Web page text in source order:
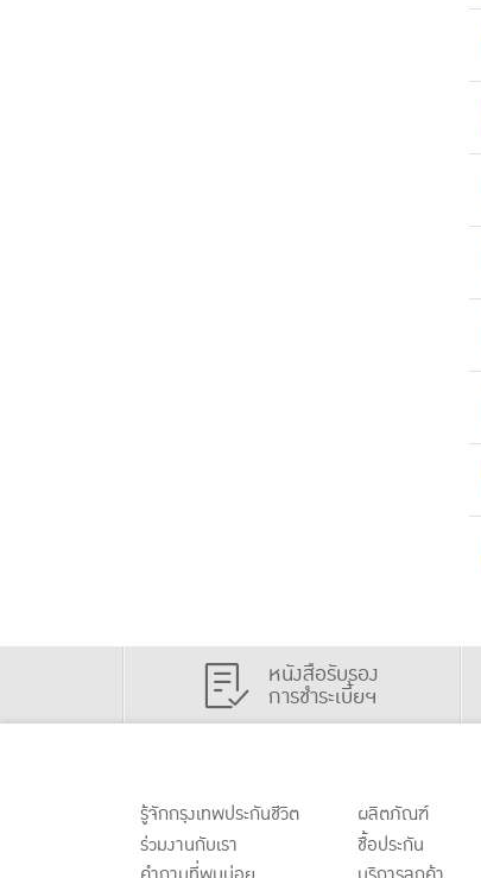
หนังสือรับรอง
การชำระเบี้ยฯ
รู้จักกรุงเทพประกันชีวิต
ร่วมงานกับเรา
ผลิตภัณฑ์
ชื้อประกัน